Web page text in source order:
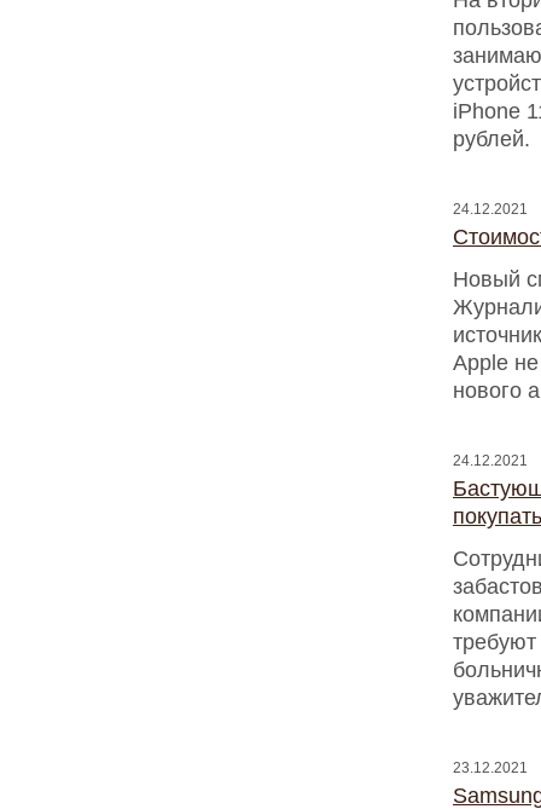
iPhone
рублей.
24.12.2021
Новый
Apple
нового
24.12.2021
23.12.2021